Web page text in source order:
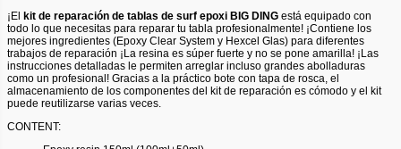
¡El kit de reparación de tablas de surf epoxi BIG DING está equipado con
todo lo que necesitas para reparar tu tabla profesionalmente! ¡Contiene los
mejores ingredientes (Epoxy Clear System y Hexcel Glas) para diferentes
trabajos de reparación ¡La resina es súper fuerte y no se pone amarilla! ¡Las
instrucciones detalladas le permiten arreglar incluso grandes abolladuras
como un profesional! Gracias a la práctico bote con tapa de rosca, el
almacenamiento de los componentes del kit de reparación es cómodo y el kit
puede reutilizarse varias veces.
CONTENT: